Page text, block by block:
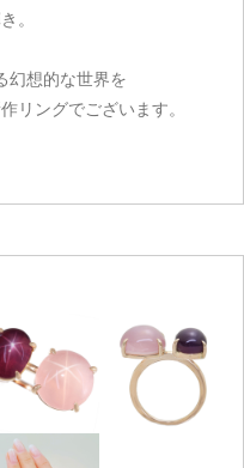
。
幻想的な世界を
リングでございます。